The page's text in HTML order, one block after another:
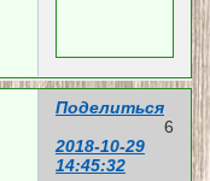
Поделиться
6
2018-10-29
14:45:32